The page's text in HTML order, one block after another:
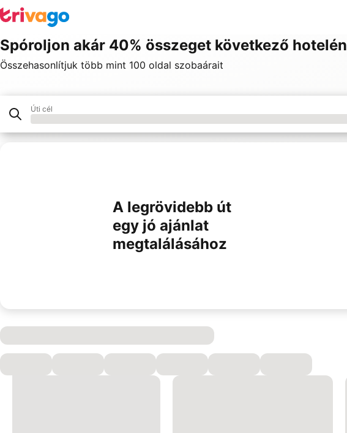
Spóroljon akár 40% összeget következő hotelén
Összehasonlítjuk több mint 100 oldal szobaárait
Hotel
Úti cél
Partnereink
A legrövidebb út
egy jó ajánlat
megtalálásához